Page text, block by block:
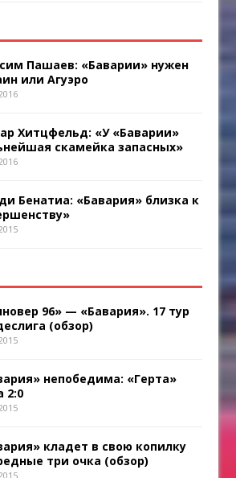
Пашаев: «Баварии» нужен
или Агуэро
Хитцфельд: «У «Баварии»
скамейка запасных»
Бенатиа: «Бавария» близка к
96» — «Бавария». 17 тур
(обзор)
непобедима: «Герта»
2:0
кладет в свою копилку
три очка (обзор)